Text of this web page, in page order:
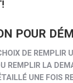
POUR
DE REMPLIR
REMPLIR LA
UNE FOIS